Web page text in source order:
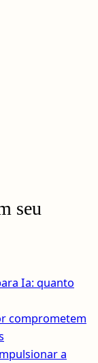
seu
Ia: quanto
comprometem
a